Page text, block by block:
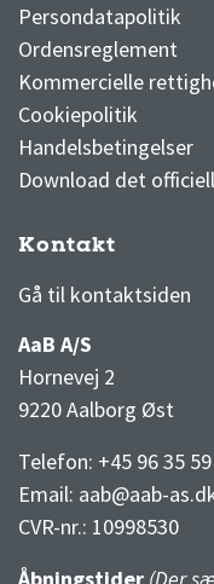
Persondatapolitik
Ordensreglement
Kommercielle
Cookiepolitik
Handelsbetingelser
Download det
Kontakt
Gå til kontaktsiden
AaB A/S
Hornevej 2
9220 Aalborg Øst
Telefon: +45 96 35
Email: aab@aab-
CVR-nr.: 10998530